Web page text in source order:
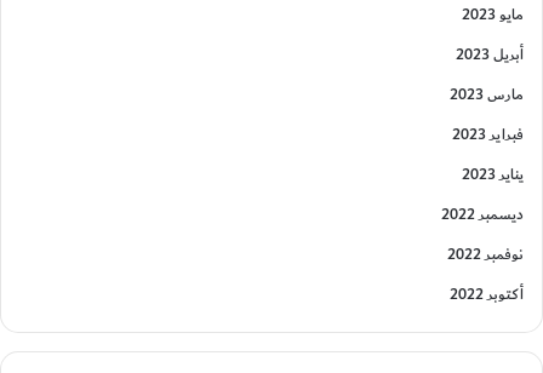
مايو 2023
أبريل 2023
مارس 2023
فبراير 2023
يناير 2023
ديسمبر 2022
نوفمبر 2022
أكتوبر 2022